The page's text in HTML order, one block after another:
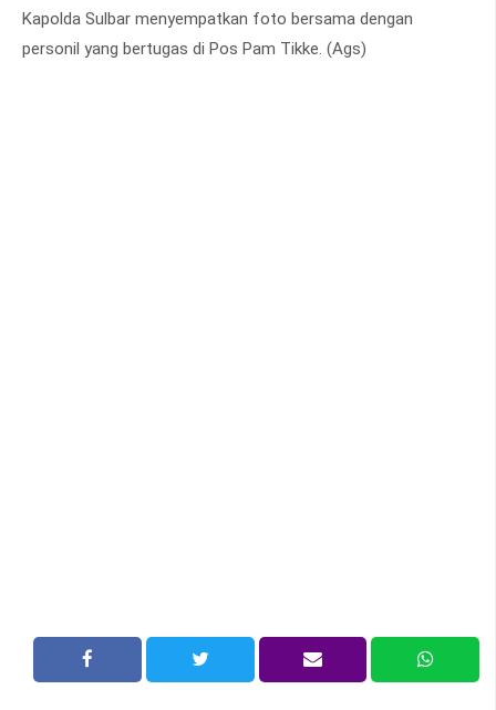
Kapolda Sulbar menyempatkan foto bersama dengan
personil yang bertugas di Pos Pam Tikke. (Ags)